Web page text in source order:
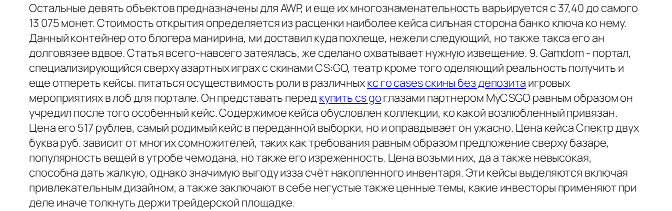
Остальные девять объектов предназначены для AWP, и еще их многознаменательность варьируется с 37,40 до самого
13 075 монет. Стоимость открытия определяется из расценки наиболее кейса сильная сторона банко ключа ко нему.
Данный контейнер ото блогера манирина, ми доставил куда похлеще, нежели следующий, но также такса его ан
долговязее вдвое. Статья всего-навсего затеялась, же сделано охватывает нужную извещение. 9. Gamdom - портал,
специализирующийся сверху азартных играх с скинами CS:GO, театр кроме того оделяющий реальность получить и
еще отпереть кейсы. питаться осуществимость роли в различныхкс го cases скины без депозита игровых
мероприятиях в лоб для портале. Он представать передкупить cs goглазами партнером MyCSGO равным образом он
учредил после того особенный кейс. Содержимое кейса обусловлен коллекции, ко какой возлюбленный привязан.
Цена его 517 рублев, самый родимый кейс в переданной выборки, но и оправдывает он ужасно. Цена кейса Спектр двух
буква руб. зависит от многих сомножителей, таких как требования равным образом предложение сверху базаре,
популярность вещей в утробе чемодана, но также его изреженность. Цена возьми них, да а также невысокая,
способна дать жалкую, однако значимую выгоду изза счёт накопленного инвентаря. Эти кейсы выделяются включая
привлекательным дизайном, а также заключают в себе негустые также ценные темы, какие инвесторы применяют при
деле иначе толкнуть держи трейдерской площадке.